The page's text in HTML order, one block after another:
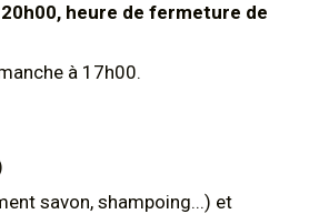
heure de fermeture de
à 17h00.
savon, shampoing...) et